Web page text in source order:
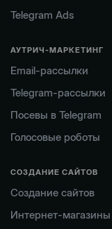
Telegram Ads
АУТРИЧ-МАРКЕТИНГ
Email-рассылки
Telegram-рассылки
Посевы в Telegram
Голосовые роботы
СОЗДАНИЕ САЙТОВ
Создание сайтов
Интернет-магазины